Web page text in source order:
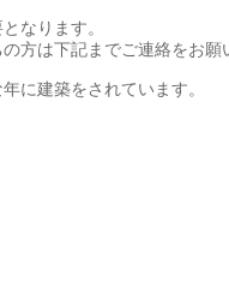
なります。
方は下記までご連絡をお願
に建築をされています。